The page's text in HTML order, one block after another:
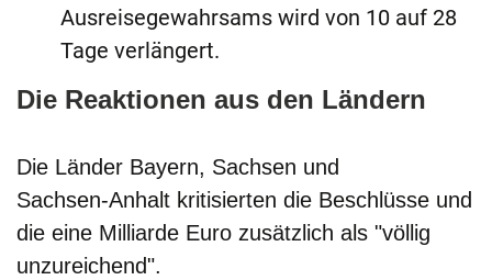
Ausreisegewahrsams wird von 10 auf 28
Tage verlängert.
Die Reaktionen aus den Ländern
Die Länder Bayern, Sachsen und
Sachsen-Anhalt kritisierten die Beschlüsse und
die eine Milliarde Euro zusätzlich als "völlig
unzureichend".